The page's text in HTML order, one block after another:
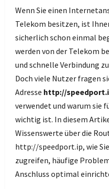
Wenn Sie einen
Telekom besitzen, ist
sicherlich schon einmal
werden von der Telekom
und schnelle Verbindung
Doch viele Nutzer fragen
Adresse http://
verwendet und warum sie
wichtig ist. In diesem
Wissenswerte über die
http://speedport.ip, wie
zugreifen, häufige
Anschluss optimal